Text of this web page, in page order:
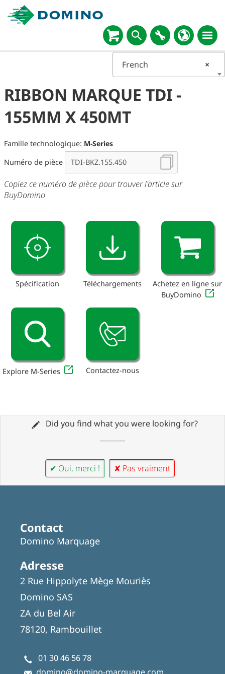
×
French
RIBBON MARQUE TDI -
155MM X 450MT
Famille technologique: M-Series
Numéro de pièce
Copiez ce numéro de pièce pour trouver l'article sur
BuyDomino
Spécification Téléchargements
Achetez en ligne sur
BuyDomino
Explore M-Series Contactez-nous
Did you find what you were looking for?
✔ Oui, merci ! ✘ Pas vraiment
Contact
Domino Marquage
Adresse
2 Rue Hippolyte Mège Mouriès
Domino SAS
ZA du Bel Air
78120, Rambouillet
01 30 46 56 78